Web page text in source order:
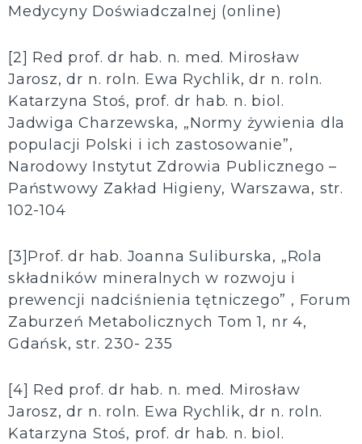
Medycyny Doświadczalnej (online)
[2] Red prof. dr hab. n. med. Mirosław
Jarosz, dr n. roln. Ewa Rychlik, dr n. roln.
Katarzyna Stoś, prof. dr hab. n. biol.
Jadwiga Charzewska, „Normy żywienia dla
populacji Polski i ich zastosowanie”,
Narodowy Instytut Zdrowia Publicznego –
Państwowy Zakład Higieny, Warszawa, str.
102-104
[3]Prof. dr hab. Joanna Suliburska, „Rola
składników mineralnych w rozwoju i
prewencji nadciśnienia tętniczego” , Forum
Zaburzeń Metabolicznych Tom 1, nr 4,
Gdańsk, str. 230- 235
[4] Red prof. dr hab. n. med. Mirosław
Jarosz, dr n. roln. Ewa Rychlik, dr n. roln.
Katarzyna Stoś, prof. dr hab. n. biol.